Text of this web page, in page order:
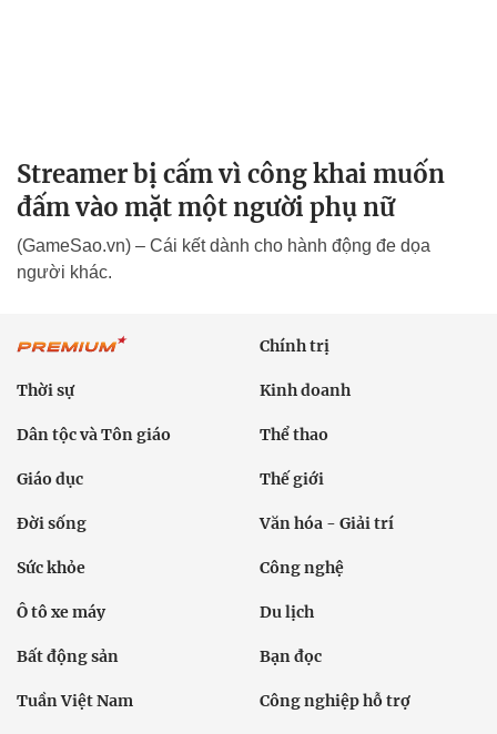
Streamer bị cấm vì công khai muốn
đấm vào mặt một người phụ nữ
(GameSao.vn) – Cái kết dành cho hành động đe dọa
người khác.
Chính trị
Thời sự Kinh doanh
Dân tộc và Tôn giáo Thể thao
Giáo dục Thế giới
Đời sống Văn hóa - Giải trí
Sức khỏe Công nghệ
Ô tô xe máy Du lịch
Bất động sản Bạn đọc
Tuần Việt Nam Công nghiệp hỗ trợ